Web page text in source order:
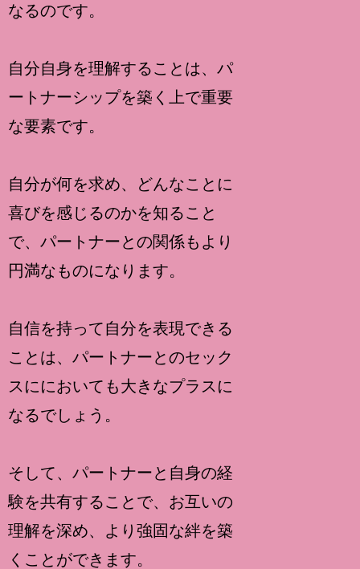
なるのです。
自分自身を理解することは、パ
ートナーシップを築く上で重要
な要素です。
自分が何を求め、どんなことに
喜びを感じるのかを知ること
で、パートナーとの関係もより
円満なものになります。
自信を持って自分を表現できる
ことは、パートナーとのセック
スににおいても大きなプラスに
なるでしょう。
そして、パートナーと自身の経
験を共有することで、お互いの
理解を深め、より強固な絆を築
くことができます。